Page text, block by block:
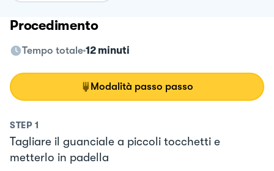
Procedimento
Tempo totale 12 minuti
Modalità passo passo
STEP 1
Tagliare il guanciale a piccoli tocchetti e
metterlo in padella